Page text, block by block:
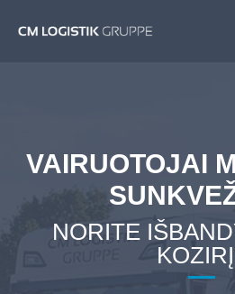
VAIRUOTOJAI
NORITE